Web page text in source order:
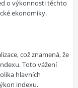
o výkonnosti těchto
ekonomiky.
což znamená, že
Toto vážení
hlavních
indexu.